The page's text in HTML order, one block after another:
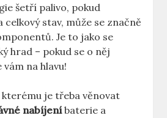
šetří⁢ palivo, pokud
celkový stav, může se značně
Je to jako se
hrad – ⁣pokud​ se o něj
na hlavu!
je třeba věnovat
nabíjeníbaterie a